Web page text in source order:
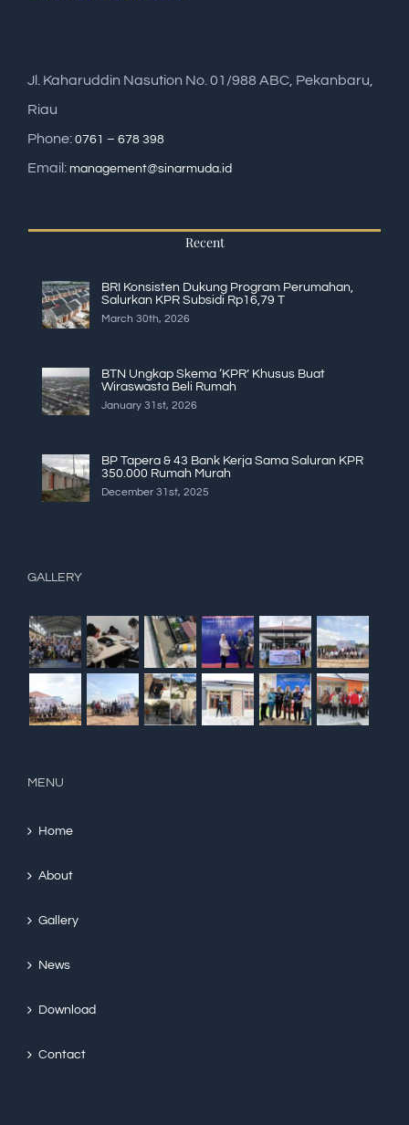
Jl. Kaharuddin Nasution No. 01/988 ABC, Pekanbaru,
Riau
Phone: 0761 – 678 398
Email: management@sinarmuda.id
Recent
BRI Konsisten Dukung Program Perumahan,
Salurkan KPR Subsidi Rp16,79 T
March 30th, 2026
BTN Ungkap Skema ‘KPR’ Khusus Buat
Wiraswasta Beli Rumah
January 31st, 2026
BP Tapera & 43 Bank Kerja Sama Saluran KPR
350.000 Rumah Murah
December 31st, 2025
GALLERY
MENU
Home
About
Gallery
News
Download
Contact